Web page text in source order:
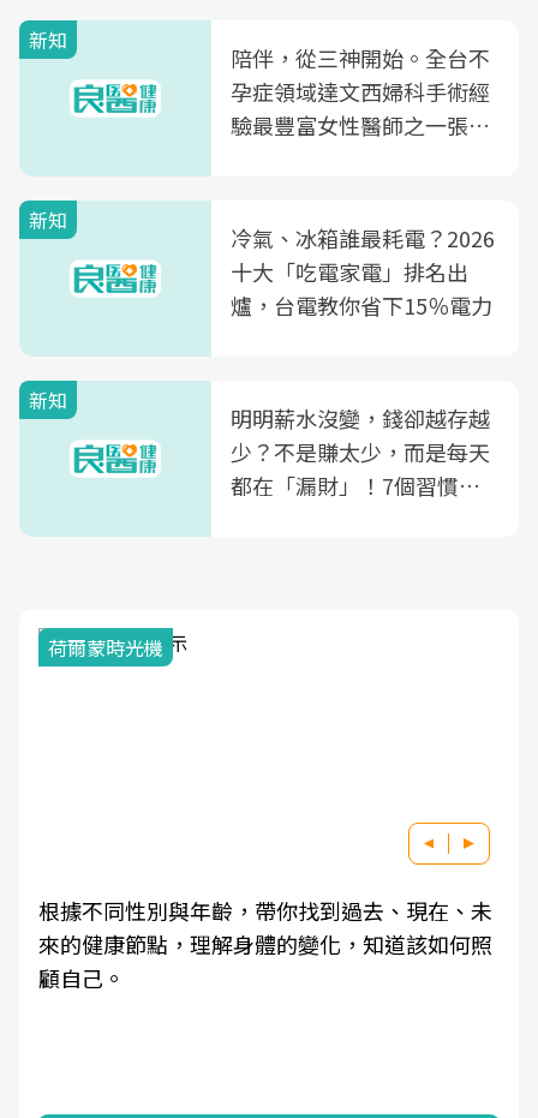
新知
陪伴，從三神開始。全台不
孕症領域達文西婦科手術經
驗最豐富女性醫師之一張永
光田醫院建構360度女性健
康照護生態圈
新知
冷氣、冰箱誰最耗電？2026
十大「吃電家電」排名出
爐，台電教你省下15％電力
新知
明明薪水沒變，錢卻越存越
少？不是賺太少，而是每天
都在「漏財」！7個習慣一
荷爾蒙時光機
根據不同性別與年齡，帶你找到過去、現在、未
來的健康節點，理解身體的變化，知道該如何照
顧自己。